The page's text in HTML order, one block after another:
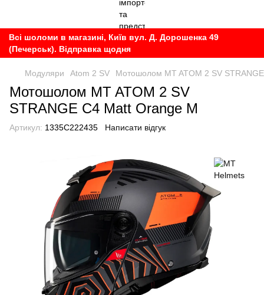
Всі шоломи в магазині, Київ вул. Д. Дорошенка 49
(Печерськ). Відправка щодня
Модуляри Atom 2 SV Мотошолом MT ATOM 2 SV
Мотошолом MT ATOM 2 SV
STRANGE C4 Matt Orange M
Артикул: 1335C222435 Написати відгук